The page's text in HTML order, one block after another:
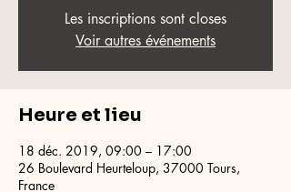
Les inscriptions sont closes
Voir autres événements
Heure et lieu
18 déc. 2019, 09:00 – 17:00
26 Boulevard Heurteloup, 37000 Tours,
France